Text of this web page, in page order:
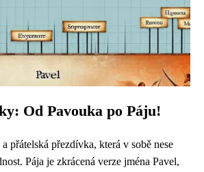
Od Pavouka po Páju!
přátelská přezdívka, která v sobě nese
Pája je zkrácená verze jména Pavel,